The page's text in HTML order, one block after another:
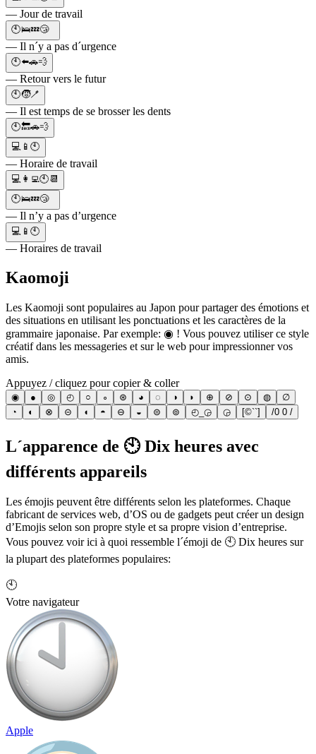
— Jour de travail
🕙🛌💤😴
— Il n´y a pas d´urgence
🕙⬅️🚗💨
— Retour vers le futur
🕙🧒🪥
— Il est temps de se brosser les dents
🕙🔙🚗💨
💻📱🕙
— Horaire de travail
💻👩‍💻🕙📆
🕙🛌💤😴
— Il n’y a pas d’urgence
💻📱🕙
— Horaires de travail
Kaomoji
Les Kaomoji sont populaires au Japon pour partager des émotions et
des situations en utilisant les ponctuations et les caractères de la
grammaire japonaise. Par exemple: ◉ ! Vous pouvez utiliser ce style
créatif dans les messageries et sur le web pour impressionner vos
amis.
Appuyez / cliquez pour copier & coller
◉ ● ◎ ◴ ○ ∘ ⊛ ◕ ◌ ◑ ◗ ⊕ ⊘ ⊙ ◍
∅
◔
◐ ⊗ ⊝ ◖ ◓ ⊖ ◒ ⊜ ⊚ ◴_◶ ◶ [©``] /0 0 /
L´apparence de 🕙 Dix heures avec
différents appareils
Les émojis peuvent être différents selon les plateformes. Chaque
fabricant de services web, d’OS ou de gadgets peut créer un design
d’Emojis selon son propre style et sa propre vision d’entreprise.
Vous pouvez voir ici à quoi ressemble l´émoji de 🕙 Dix heures sur
la plupart des plateformes populaires:
🕙
Votre navigateur
Apple